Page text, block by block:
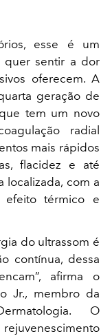
esse é um
quer sentir a dor
oferecem. A
geração de
tem um novo
radial
mais rápidos
flacidez e até
localizada, com a
efeito térmico e
do ultrassom é
contínua, dessa
afirma o
Jr., membro da
O